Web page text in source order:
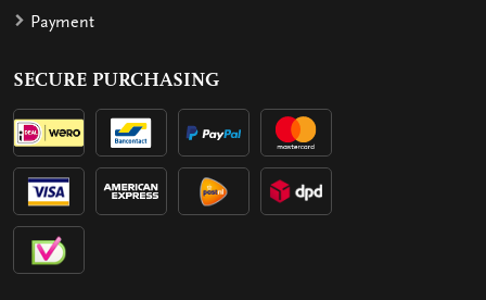
Payment
SECURE PURCHASING